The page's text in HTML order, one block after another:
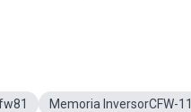
Memoria InversorCFW-11